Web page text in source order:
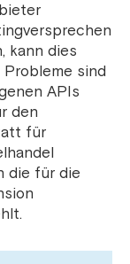
kann dies
Probleme sind
APIs
den
für
die für die